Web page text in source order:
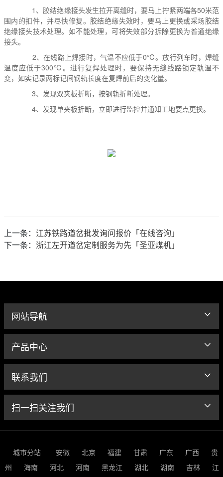
1、胶结绝缘接头发生拉开离缝时，要马上拧紧两端各50米范
围内的扣件，并尽快修复。胶结绝缘失效时，要马上更换或采场胶结
绝缘接头技术处理。如不能处理，可将失效部分拆除更换为普通绝缘
接头。
2、在线路上焊接时，气温不应低于0℃。放行列车时，焊缝
温度应低于300℃。进行复焊处理时，要保持无缝线路锁定轨温不
变，如实记录两标记间钢轨长度在复焊前后的变化量。
3、发现双夹板折断，按钢轨折断处理。
4、发现单夹板折断，立即进行监控并通知工地要点更换。
上一条： 江苏铁路道岔批发询问报价「在线咨询」
下一条： 浙江左开道岔定制服务为先「圣亚煤机」
网站导航
产品中心
联系我们
扫一扫关注我们
城市分站 安徽 北京 福建 甘肃 广东 广西
贵
州
海南 河北 河南 黑龙江 湖北 湖南 吉林
江